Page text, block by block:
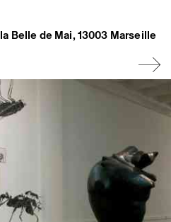
artistes associé·es
Belle de Mai, 13003 Marseille